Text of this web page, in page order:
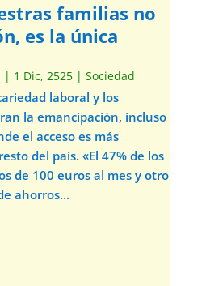
familias no
es la única
| 1 Dic, 2525| Sociedad
laboral y los
la emancipación, incluso
el acceso es más
del país. «El 47% de los
de 100 euros al mes y otro
ahorros...